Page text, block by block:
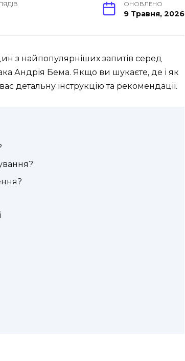
ОНОВЛЕНО
9 Травня, 2026
з найпопулярніших запитів серед
Андрія Бема. Якщо ви шукаєте, де і як
детальну інструкцію та рекомендації.